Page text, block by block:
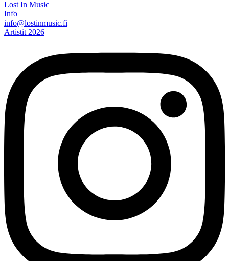
Lost In Music
Info
info@lostinmusic.fi
Artistit 2026